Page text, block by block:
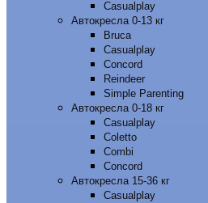
Casualplay
Автокресла 0-13 кг
Bruca
Casualplay
Concord
Reindeer
Simple Parenting
Автокресла 0-18 кг
Casualplay
Coletto
Combi
Concord
Автокресла 15-36 кг
Casualplay